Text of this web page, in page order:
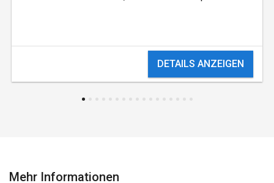
DETAILS ANZEIGEN
Mehr Informationen